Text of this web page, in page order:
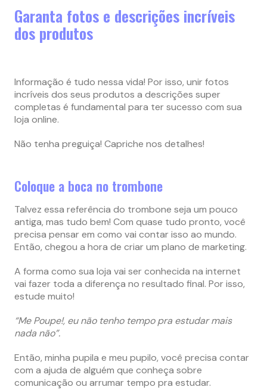
Garanta fotos e descrições incríveis
dos produtos
Informação é tudo nessa vida! Por isso, unir fotos
incríveis dos seus produtos a descrições super
completas é fundamental para ter sucesso com sua
loja online.
Não tenha preguiça! Capriche nos detalhes!
Coloque a boca no trombone
Talvez essa referência do trombone seja um pouco
antiga, mas tudo bem! Com quase tudo pronto, você
precisa pensar em como vai contar isso ao mundo.
Então, chegou a hora de criar um plano de marketing.
A forma como sua loja vai ser conhecida na internet
vai fazer toda a diferença no resultado final. Por isso,
estude muito!
“Me Poupe!, eu não tenho tempo pra estudar mais
nada não”.
Então, minha pupila e meu pupilo, você precisa contar
com a ajuda de alguém que conheça sobre
comunicação ou arrumar tempo pra estudar.